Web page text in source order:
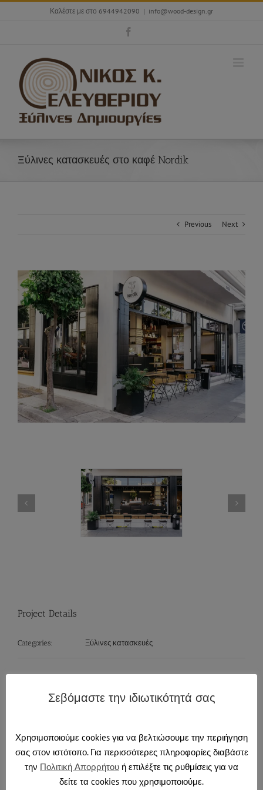
Skip
Καλέστε με στο 6944942090 | info@wood-design.gr
Ξύλινες κατασκευές στο καφέ Nordik
Previous Next
View
Larger
Image
Project Details
Categories: Ξύλινες κατασκευές
Facebook
X Reddit LinkedInTumblrPinterestEmail
Σεβόμαστε την ιδιωτικότητά σας
Χρησιμοποιούμε cookies για να βελτιώσουμε την περιήγηση
σας στον ιστότοπο. Για περισσότερες πληροφορίες διαβάστε
την Πολιτική Απορρήτου ή επιλέξτε τις ρυθμίσεις για να
δείτε τα cookies που χρησιμοποιούμε.